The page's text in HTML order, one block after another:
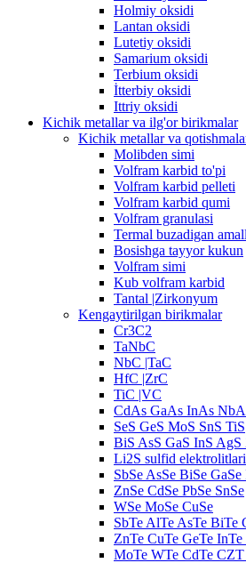
Holmiy oksidi
Lantan oksidi
Lutetiy oksidi
Samarium oksidi
Terbium oksidi
İtterbiy oksidi
Ittriy oksidi
Kichik metallar va ilg'or birikmalar
Kichik metallar va
Molibden simi
Volfram karbid to'pi
Volfram karbid pelleti
Volfram karbid qumi
Volfram granulasi
Termal buzadigan
Bosishga tayyor kukun
Volfram simi
Kub volfram karbid
Tantal |Zirkonyum
Kengaytirilgan birikmalar
Cr3C2
TaNbC
NbC |TaC
HfC |ZrC
TiC |VC
CdAs GaAs InAs
SeS GeS MoS SnS TiS
BiS AsS GaS InS AgS
Li2S sulfid elektrolitlari
SbSe AsSe BiSe GaSe
ZnSe CdSe PbSe SnSe
WSe MoSe CuSe
SbTe AlTe AsTe BiTe
ZnTe CuTe GeTe InTe
MoTe WTe CdTe